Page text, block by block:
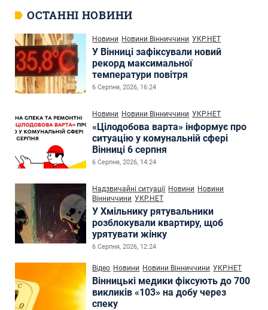
ОСТАННІ НОВИНИ
Новини Новини Вінниччини УКР.НЕТ
У Вінниці зафіксували новий
рекорд максимальної
температури повітря
6 Серпня, 2026, 16:24
Новини Новини Вінниччини УКР.НЕТ
«Цілодобова варта» інформує про
ситуацію у комунальній сфері
Вінниці 6 серпня
6 Серпня, 2026, 14:24
Надзвичайні ситуації Новини Новини
Вінниччини УКР.НЕТ
У Хмільнику рятувальники
розблокували квартиру, щоб
урятувати жінку
6 Серпня, 2026, 12:24
Відео Новини Новини Вінниччини УКР.НЕТ
Вінницькі медики фіксують до 700
викликів «103» на добу через
спеку